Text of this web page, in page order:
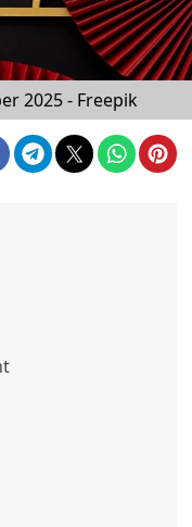
2025 - Freepik